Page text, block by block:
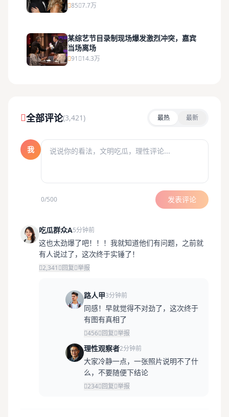
85 7.7万
某综艺节目录制现场爆发激烈冲突，嘉宾
当场离场
91 14.3万
全部评论(3,421) 最热 最新
我
0/500 发表评论
吃瓜群众A5分钟前
这也太劲爆了吧！！！我就知道他们有问题，之前就
有人说过了，这次终于实锤了！
2,341 回复 举报
路人甲3分钟前
同感！早就觉得不对劲了，这次终于
有图有真相了
456 回复 举报
理性观察者2分钟前
大家冷静一点，一张照片说明不了什
么，不要随便下结论
234 回复 举报